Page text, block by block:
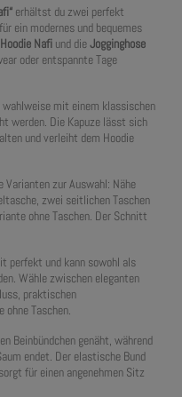
erhältst du zwei perfekt
ein modernes und bequemes
Hoodie Nafi und dieJogginghose
oder entspannte Tage
wahlweise mit einem klassischen
werden. Die Kapuze lässt sich
und verleiht dem Hoodie
Varianten zur Auswahl: Nähe
zwei seitlichen Taschen
ohne Taschen. Der Schnitt
perfekt und kann sowohl als
Wähle zwischen eleganten
praktischen
Taschen.
Beinbündchen genäht, während
endet. Der elastische Bund
für einen angenehmen Sitz